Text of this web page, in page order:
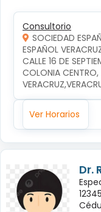
Consultorio
SOCIEDAD
ESPAÑOL
CALLE 16 DE
COLONIA CENTRO,
Ver Horarios
Dr.